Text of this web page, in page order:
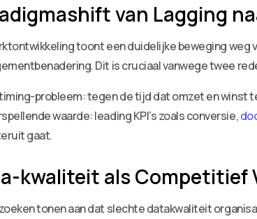
van Lagging
toont een duidelijke beweging
Dit is cruciaal vanwege twee
probleem: tegen de tijd dat omzet en winst
waarde: leading KPI’s zoals conversie,
gaat.
kwaliteit als Competitief
tonen aan dat slechte datakwaliteit